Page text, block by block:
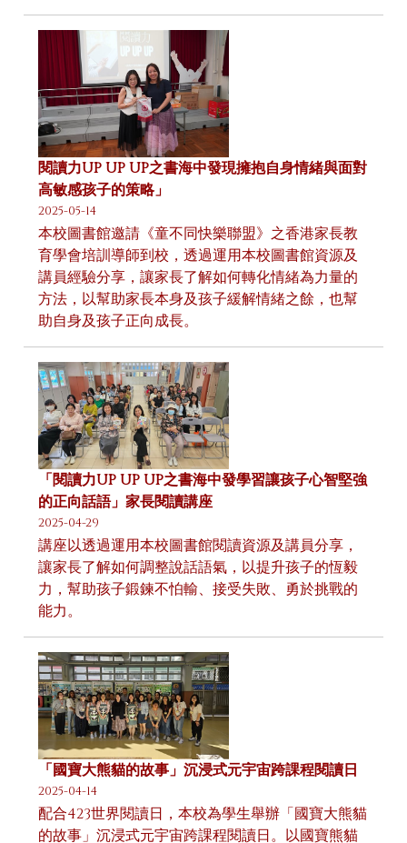
閱讀力UP UP UP之書海中發現擁抱自身情緒與面對
高敏感孩子的策略」
2025-05-14
本校圖書館邀請《童不同快樂聯盟》之香港家長教
育學會培訓導師到校，透過運用本校圖書館資源及
講員經驗分享，讓家長了解如何轉化情緒為力量的
方法，以幫助家長本身及孩子緩解情緒之餘，也幫
助自身及孩子正向成長。
「閱讀力UP UP UP之書海中發學習讓孩子心智堅強
的正向話語」家長閱讀講座
2025-04-29
講座以透過運用本校圖書館閱讀資源及講員分享，
讓家長了解如何調整說話語氣，以提升孩子的恆毅
力，幫助孩子鍛鍊不怕輸、接受失敗、勇於挑戰的
能力。
「國寶大熊貓的故事」沉浸式元宇宙跨課程閱讀日
2025-04-14
配合423世界閱讀日，本校為學生舉辦「國寶大熊貓
的故事」沉浸式元宇宙跨課程閱讀日。以國寶熊貓